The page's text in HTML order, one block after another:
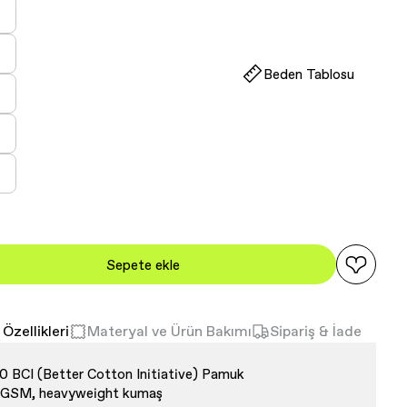
Beden Tablosu
Sepete ekle
Özellikleri Materyal ve Ürün Bakımı Sipariş & İade
BCI (Better Cotton Initiative) Pamuk
heavyweight kumaş